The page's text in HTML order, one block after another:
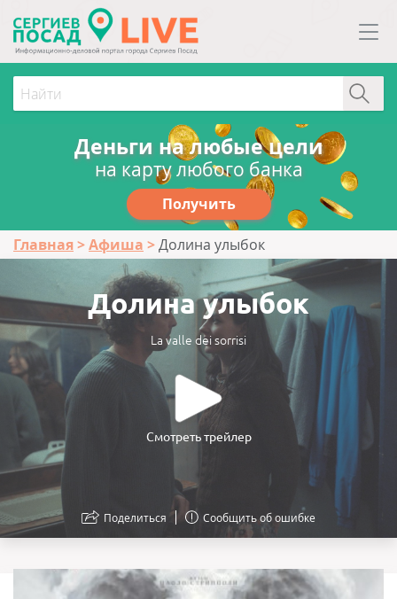
Деньги на любые цели
на карту любого банка
Получить
Главная Афиша Долина улыбок
Долина улыбок
La valle dei sorrisi
Поделиться Сообщить об ошибке
Смотреть трейлер